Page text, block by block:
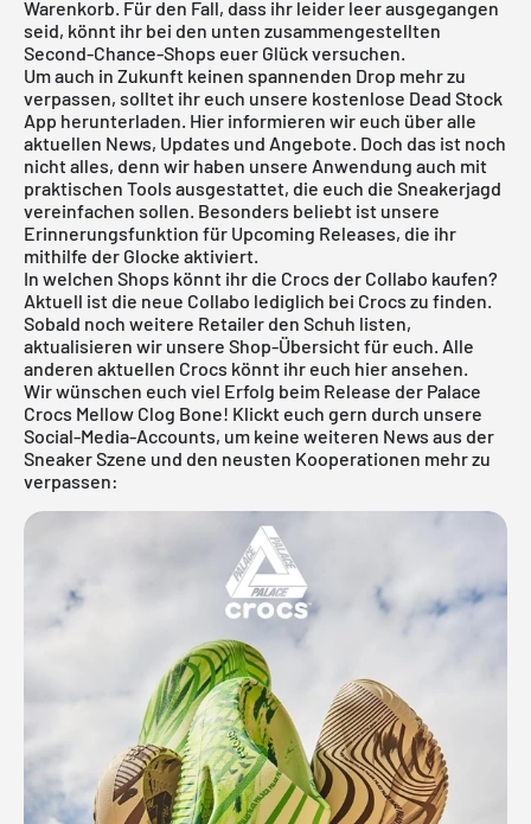
Warenkorb. Für den Fall, dass ihr leider leer ausgegangen
seid, könnt ihr bei den unten zusammengestellten
Second-Chance-Shops euer Glück versuchen.
Um auch in Zukunft keinen spannenden Drop mehr zu
verpassen, solltet ihr euch unsere kostenlose Dead Stock
App herunterladen. Hier informieren wir euch über alle
aktuellen News, Updates und Angebote. Doch das ist noch
nicht alles, denn wir haben unsere Anwendung auch mit
praktischen Tools ausgestattet, die euch die Sneakerjagd
vereinfachen sollen. Besonders beliebt ist unsere
Erinnerungsfunktion für Upcoming Releases, die ihr
mithilfe der Glocke aktiviert.
In welchen Shops könnt ihr die Crocs der Collabo kaufen?
Aktuell ist die neue Collabo lediglich bei Crocs zu finden.
Sobald noch weitere Retailer den Schuh listen,
aktualisieren wir unsere Shop-Übersicht für euch. Alle
anderen aktuellen Crocs könnt ihr euch hieransehen.
Wir wünschen euch viel Erfolg beim Release der Palace
Crocs Mellow Clog Bone! Klickt euch gern durch unsere
Social-Media-Accounts, um keine weiteren News aus der
Sneaker Szene und den neusten Kooperationen mehr zu
verpassen: